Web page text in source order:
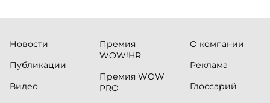
Новости
Публикации
Видео
Премия
WOW!HR
Премия WOW
PRO
О компании
Реклама
Глоссарий